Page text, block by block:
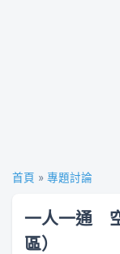
首頁 » 專題討論
一人一通
區）